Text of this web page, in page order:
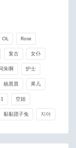
OL Rose
复古 女仆
朱啊 护士
杨晨晨 果儿
空姐
黏黏团子兔 지아